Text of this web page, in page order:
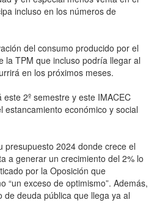
incluso en los números de
del consumo producido por el
la TPM que incluso podría llegar al
en los próximos meses.
2º semestre y este IMACEC
estancamiento económico y social
presupuesto 2024 donde crece el
a generar un crecimiento del 2% lo
por la Oposición que
“un exceso de optimismo”. Además,
de deuda pública que llega ya al